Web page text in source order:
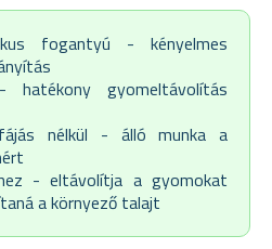
fogantyú - kényelmes
hatékony gyomeltávolítás
nélkül - álló munka a
- eltávolítja a gyomokat
a környező talajt